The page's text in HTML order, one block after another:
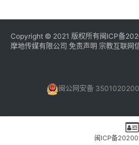
Copyright © 2021 版权所有闽ICP备
摩地传媒有限公司 免责声明 宗教互联网
闽公网安备
闽ICP备